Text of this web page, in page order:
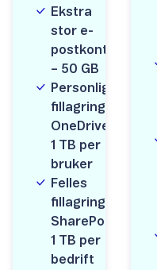
Ekstra
stor e-
postkonto
– 50 GB
Personlig
fillagring i
OneDrive,
1 TB per
bruker
Felles
fillagring i
SharePoint,
1 TB per
bedrift